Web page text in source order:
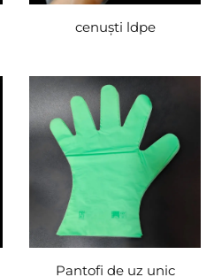
cenuști ldpe
Pantofi de uz unic